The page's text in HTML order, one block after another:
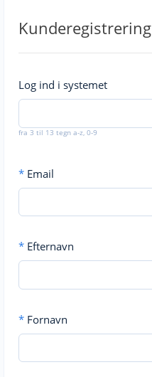
Kunderegistrering
Log ind i systemet
fra 3 til 13 tegn a-z, 0-9
* Email
* Efternavn
* Fornavn